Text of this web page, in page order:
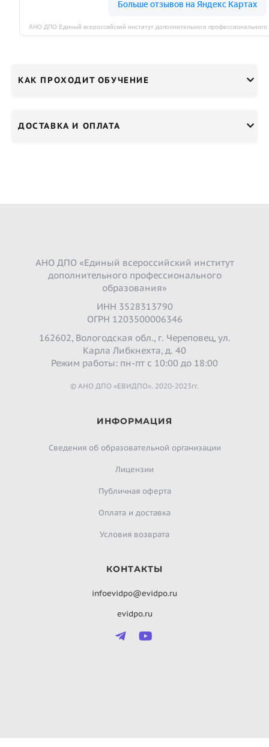
КАК ПРОХОДИТ ОБУЧЕНИЕ
ДОСТАВКА И ОПЛАТА
АНО ДПО «Единый всероссийский институт
дополнительного профессионального
образования»
ИНН 3528313790
ОГРН 1203500006346
162602, Вологодская обл., г. Череповец, ул.
Карла Либкнехта, д. 40
Режим работы: пн-пт с 10:00 до 18:00
© АНО ДПО «ЕВИДПО». 2020-2023гг.
ИНФОРМАЦИЯ
Сведения об образовательной организации
Лицензии
Публичная оферта
Оплата и доставка
Условия возврата
КОНТАКТЫ
infoevidpo@evidpo.ru
evidpo.ru